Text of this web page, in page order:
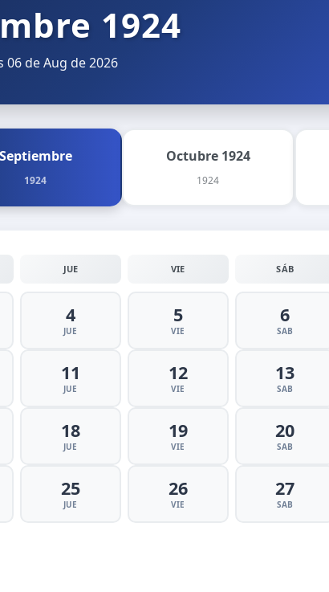
1924
06 de Aug de 2026
Septiembre
1924
Octubre 1924
1924
JUE VIE SÁB
4
JUE
5
VIE
6
SAB
11
JUE
12
VIE
13
SAB
18
JUE
19
VIE
20
SAB
25
JUE
26
VIE
27
SAB